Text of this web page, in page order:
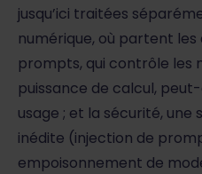
jusqu’ici traitées
numérique, où partent les
prompts, qui contrôle les
puissance de calcul,
usage ; et la sécurité, une
inédite (injection de
empoisonnement de